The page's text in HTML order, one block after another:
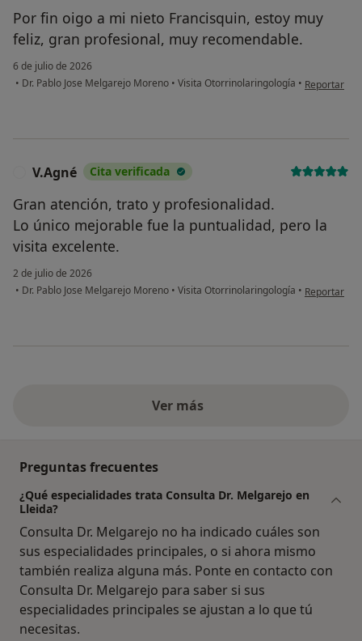
Por fin oigo a mi nieto Francisquin, estoy muy
feliz, gran profesional, muy recomendable.
6 de julio de 2026
• Dr. Pablo Jose Melgarejo Moreno • Visita Otorrinolaringología • en opinión
Reportar
V.Agné Cita verificada
Gran atención, trato y profesionalidad.
Lo único mejorable fue la puntualidad, pero la
visita excelente.
2 de julio de 2026
• Dr. Pablo Jose Melgarejo Moreno • Visita Otorrinolaringología • en opinión
Reportar
Ver más
Preguntas frecuentes
¿Qué especialidades trata Consulta Dr. Melgarejo en
Lleida?
Consulta Dr. Melgarejo no ha indicado cuáles son
sus especialidades principales, o si ahora mismo
también realiza alguna más. Ponte en contacto con
Consulta Dr. Melgarejo para saber si sus
especialidades principales se ajustan a lo que tú
necesitas.